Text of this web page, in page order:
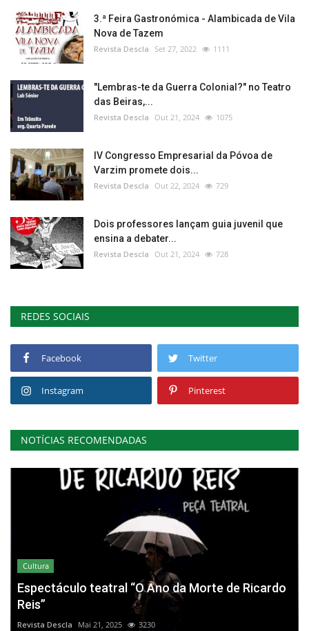
3.ª Feira Gastronómica - Alambicada de Vila
Nova de Tazem
Revista Descla Set 27, 2022 1111
"Lembras-te da Guerra Colonial?" no Teatro
das Beiras,...
Revista Descla Out 21, 2024 1075
IV Congresso Empresarial da Póvoa de
Varzim promete dois...
Revista Descla Out 22, 2024 729
Dois professores lançam guia juvenil que
ensina a debater...
Revista Descla Out 21, 2024 728
REDES SOCIAIS
Facebook Twitter
Instagram Pinterest
NOTÍCIAS RECOMENDADAS
Cultura
Espectáculo teatral “O Ano da Morte de Ricardo
Reis”
Revista Descla Mai 21, 2025 3230